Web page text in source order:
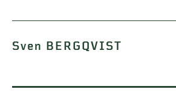
Sven BERGQVIST